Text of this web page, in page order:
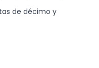
de décimo y